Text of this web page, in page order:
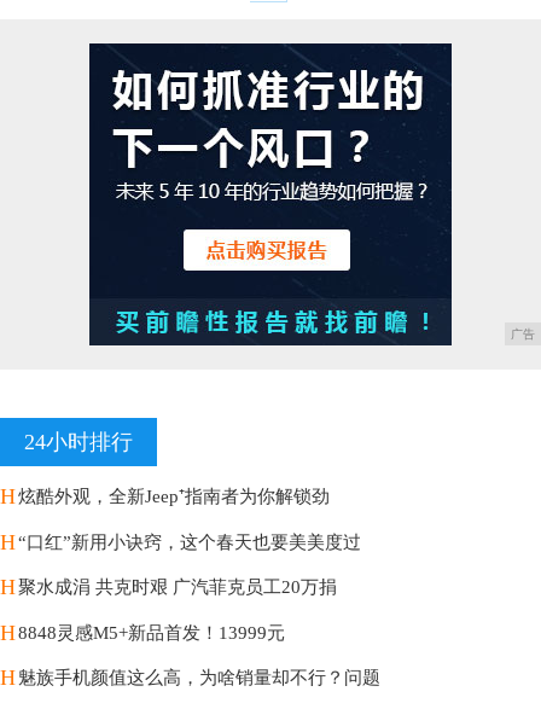
广告
24小时排行
H炫酷外观，全新Jeep⁺指南者为你解锁劲
H“口红”新用小诀窍，这个春天也要美美度过
H聚水成涓 共克时艰 广汽菲克员工20万捐
H8848灵感M5+新品首发！13999元
H魅族手机颜值这么高，为啥销量却不行？问题